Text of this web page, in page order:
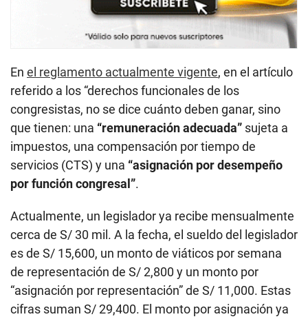
En el reglamento actualmente vigente, en el artículo
referido a los “derechos funcionales de los
congresistas, no se dice cuánto deben ganar, sino
que tienen: una “remuneración adecuada” sujeta a
impuestos, una compensación por tiempo de
servicios (CTS) y una “asignación por desempeño
por función congresal”.
Actualmente, un legislador ya recibe mensualmente
cerca de S/ 30 mil. A la fecha, el sueldo del legislador
es de S/ 15,600, un monto de viáticos por semana
de representación de S/ 2,800 y un monto por
“asignación por representación” de S/ 11,000. Estas
cifras suman S/ 29,400. El monto por asignación ya